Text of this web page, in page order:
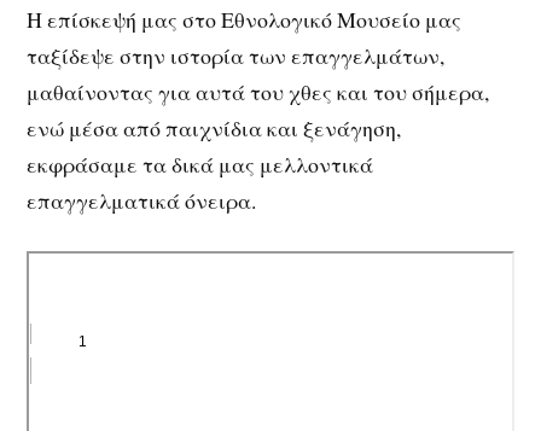
Η επίσκεψή μας στο Εθνολογικό Μουσείο μας
ταξίδεψε στην ιστορία των επαγγελμάτων,
μαθαίνοντας για αυτά του χθες και του σήμερα,
ενώ μέσα από παιχνίδια και ξενάγηση,
εκφράσαμε τα δικά μας μελλοντικά
επαγγελματικά όνειρα.